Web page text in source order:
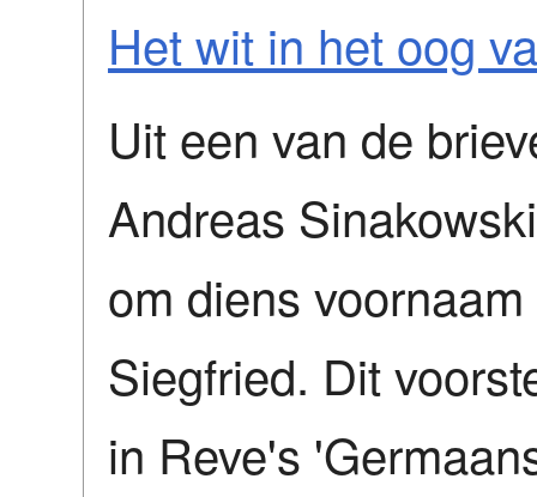
Het wit in het oog
Uit een van de
Andreas
om diens
Siegfried. Dit
in Reve's